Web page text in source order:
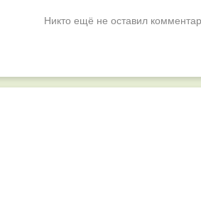
Никто ещё не оставил